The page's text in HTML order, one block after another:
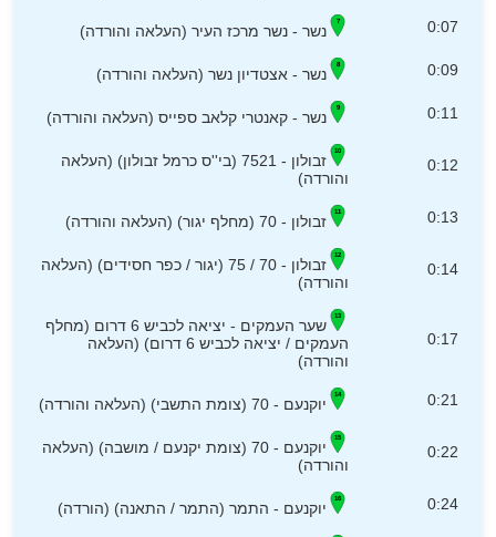
0:07 נשר - נשר מרכז העיר (העלאה והורדה)
0:09 נשר - אצטדיון נשר (העלאה והורדה)
0:11 נשר - קאנטרי קלאב ספייס (העלאה והורדה)
0:12
זבולון - 7521 (בי''ס כרמל זבולון) (העלאה
והורדה)
0:13 זבולון - 70 (מחלף יגור) (העלאה והורדה)
0:14
זבולון - 70 / 75 (יגור / כפר חסידים) (העלאה
והורדה)
0:17
שער העמקים - יציאה לכביש 6 דרום (מחלף
העמקים / יציאה לכביש 6 דרום) (העלאה
והורדה)
0:21 יוקנעם - 70 (צומת התשבי) (העלאה והורדה)
0:22
יוקנעם - 70 (צומת יקנעם / מושבה) (העלאה
והורדה)
0:24 יוקנעם - התמר (התמר / התאנה) (הורדה)